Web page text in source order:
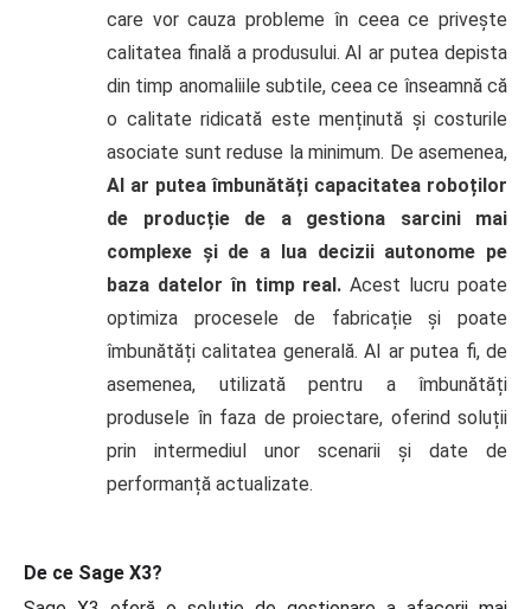
care vor cauza probleme în ceea ce privește
calitatea finală a produsului. AI ar putea depista
din timp anomaliile subtile, ceea ce înseamnă că
o calitate ridicată este menținută și costurile
asociate sunt reduse la minimum. De asemenea,
AI ar putea îmbunătăți capacitatea roboților
de producție de a gestiona sarcini mai
complexe și de a lua decizii autonome pe
baza datelor în timp real. Acest lucru poate
optimiza procesele de fabricație și poate
îmbunătăți calitatea generală. AI ar putea fi, de
asemenea, utilizată pentru a îmbunătăți
produsele în faza de proiectare, oferind soluții
prin intermediul unor scenarii și date de
performanță actualizate.
De ce Sage X3?